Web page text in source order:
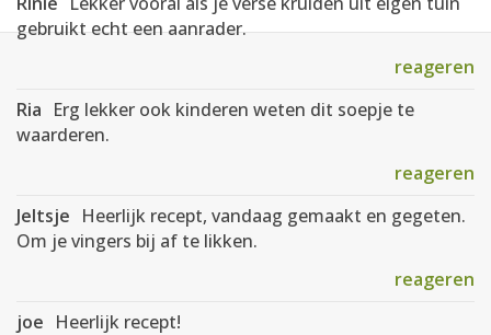
gebruikt echt een aanrader.
reageren
Ria Erg lekker ook kinderen weten dit soepje te
waarderen.
reageren
Jeltsje Heerlijk recept, vandaag gemaakt en gegeten.
Om je vingers bij af te likken.
reageren
joe Heerlijk recept!